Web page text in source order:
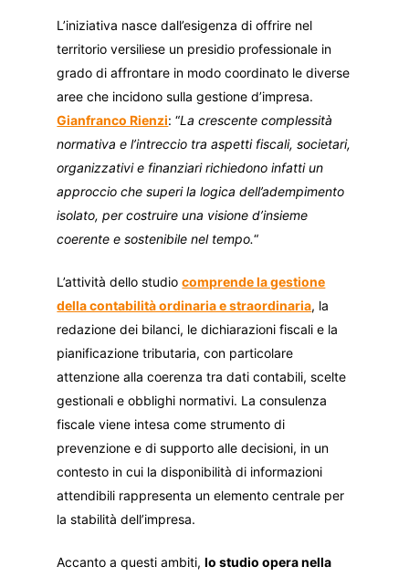
L’iniziativa nasce dall’esigenza di offrire nel
territorio versiliese un presidio professionale in
grado di affrontare in modo coordinato le diverse
aree che incidono sulla gestione d’impresa.
Gianfranco Rienzi: “La crescente complessità
normativa e l’intreccio tra aspetti fiscali, societari,
organizzativi e finanziari richiedono infatti un
approccio che superi la logica dell’adempimento
isolato, per costruire una visione d’insieme
coerente e sostenibile nel tempo.“
L’attività dello studiocomprende la gestione
della contabilità ordinaria e straordinaria, la
redazione dei bilanci, le dichiarazioni fiscali e la
pianificazione tributaria, con particolare
attenzione alla coerenza tra dati contabili, scelte
gestionali e obblighi normativi. La consulenza
fiscale viene intesa come strumento di
prevenzione e di supporto alle decisioni, in un
contesto in cui la disponibilità di informazioni
attendibili rappresenta un elemento centrale per
la stabilità dell’impresa.
Accanto a questi ambiti,lo studio opera nella